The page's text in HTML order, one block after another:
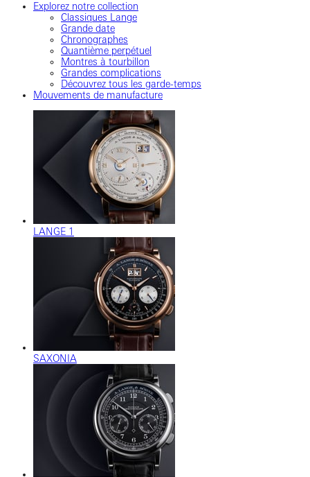
Explorez notre collection
Classiques Lange
Grande date
Chronographes
Quantième perpétuel
Montres à tourbillon
Grandes complications
Découvrez tous les garde-temps
Mouvements de manufacture
LANGE 1
SAXONIA